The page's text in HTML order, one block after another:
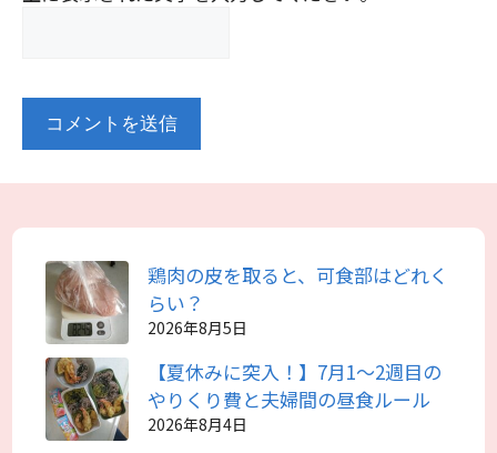
鶏肉の皮を取ると、可食部はどれく
らい？
2026年8月5日
【夏休みに突入！】7月1～2週目の
やりくり費と夫婦間の昼食ルール
2026年8月4日